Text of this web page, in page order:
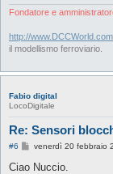
Fondatore e
http://www.DCCWorld.com
il modellismo ferroviario.
Fabio digital
LocoDigitale
Re: Sensori
#6
M
s
venerdì 20 febbraio
Ciao Nuccio.